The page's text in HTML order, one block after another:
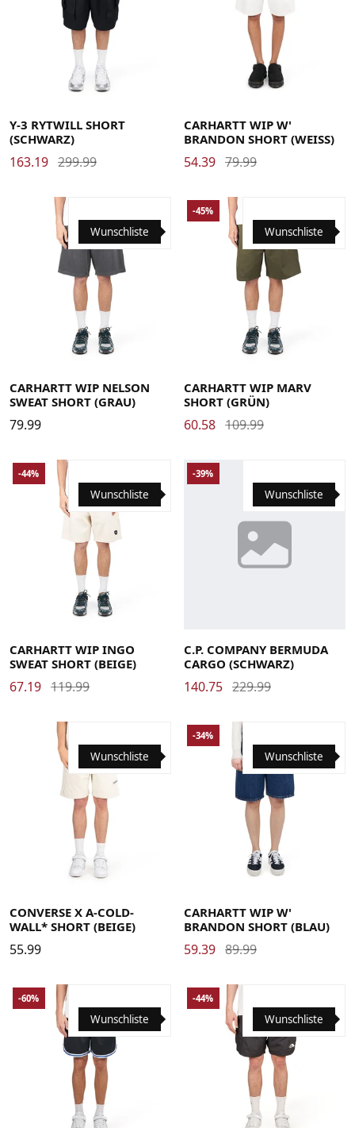
X-Large
Y-3 RYTWILL SHORT
(SCHWARZ)
163.19 299.99
CARHARTT WIP W'
BRANDON SHORT (WEISS)
54.39 79.99
Wunschliste
CARHARTT WIP NELSON
SWEAT SHORT (GRAU)
79.99
X-Large
Wunschliste
-45%
CARHARTT WIP MARV
SHORT (GRÜN)
60.58 109.99
X-Large
Wunschliste
-44%
CARHARTT WIP INGO
SWEAT SHORT (BEIGE)
67.19 119.99
Wunschliste
-39%
C.P. COMPANY BERMUDA
CARGO (SCHWARZ)
140.75 229.99
Wunschliste
CONVERSE X A-COLD-
WALL* SHORT (BEIGE)
55.99
Wunschliste
-34%
CARHARTT WIP W'
BRANDON SHORT (BLAU)
59.39 89.99
Wunschliste
-60%
Wunschliste
-44%